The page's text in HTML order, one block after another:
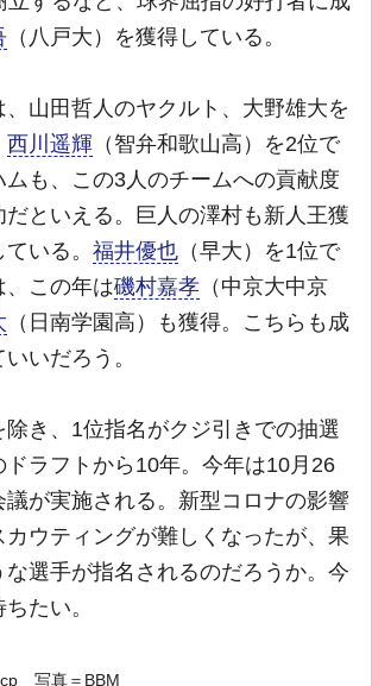
（八戸大）を獲得している。
山田哲人のヤクルト、大野雄大を
西川遥輝 （智弁和歌山高）を2位で
も、この3人のチームへの貢献度
だといえる。巨人の澤村も新人王獲
いる。 福井優也 （早大）を1位で
、この年は磯村嘉孝 （中京大中京
（日南学園高）も獲得。こちらも成
いだろう。
き、1位指名がクジ引きでの抽選
ドラフトから10年。今年は10月26
議が実施される。新型コロナの影響
カウティングが難しくなったが、果
な選手が指名されるのだろうか。今
たい。
写真＝BBM